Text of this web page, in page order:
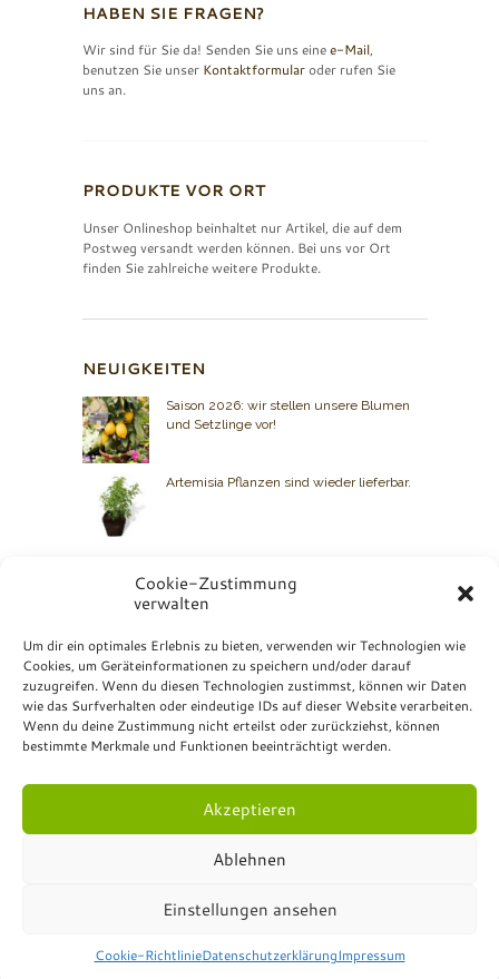
Cookie-Zustimmung
verwalten
Um dir ein optimales Erlebnis zu bieten, verwenden wir Technologien wie
Cookies, um Geräteinformationen zu speichern und/oder darauf
zuzugreifen. Wenn du diesen Technologien zustimmst, können wir Daten
wie das Surfverhalten oder eindeutige IDs auf dieser Website verarbeiten.
Wenn du deine Zustimmung nicht erteilst oder zurückziehst, können
bestimmte Merkmale und Funktionen beeinträchtigt werden.
Akzeptieren
Ablehnen
Einstellungen ansehen
Cookie-RichtlinieDatenschutzerklärungImpressum
HABEN SIE FRAGEN?
Wir sind für Sie da! Senden Sie uns einee-Mail,
benutzen Sie unser Kontaktformularoder rufen Sie
uns an.
PRODUKTE VOR ORT
Unser Onlineshop beinhaltet nur Artikel, die auf dem
Postweg versandt werden können. Bei uns vor Ort
finden Sie zahlreiche weitere Produkte.
NEUIGKEITEN
Saison 2026: wir stellen unsere Blumen
und Setzlinge vor!
Artemisia Pflanzen sind wieder lieferbar.
BIO GRAUER
Kontakt: +49 7072 23 07
Bio Grauer
Hurschstrasse 4
DE-72810 Gomaringen
Datenschutzerklärung.Formulare
Rückerstattung